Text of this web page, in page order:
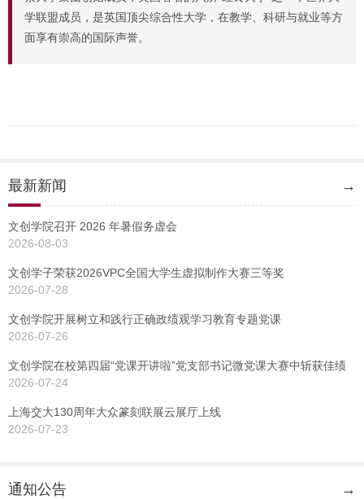
学联盟成员，是英国顶尖综合性大学，在教学、科研与就业等方
面享有崇高的国际声誉。
最新新闻 →
文创学院召开 2026 年暑假务虚会
2026-08-03
文创学子荣获2026VPC全国大学生虚拟制作大赛三等奖
2026-07-28
文创学院开展树立和践行正确政绩观学习教育专题党课
2026-07-26
文创学院在校第四届“党课开讲啦”党支部书记微党课大赛中斩获佳绩
2026-07-24
上海交大130周年大众篆刻联展云展厅上线
2026-07-23
通知公告 →